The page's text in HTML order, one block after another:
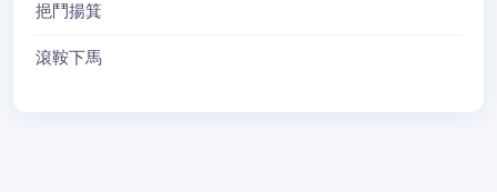
挹鬥揚箕
滾鞍下馬